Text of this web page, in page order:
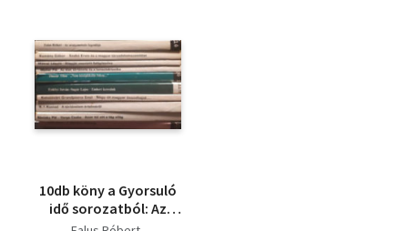
10db köny a Gyorsuló
idő sorozatból: Az
aranymetszés